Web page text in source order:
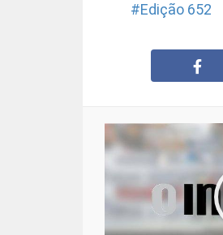
Edição 652